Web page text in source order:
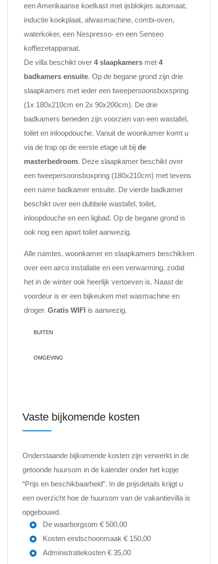
een Amerikaanse koelkast met ijsblokjes automaat,
inductie kookplaat, afwasmachine, combi-oven,
waterkoker, een Nespresso- en een Senseo
koffiezetapparaat.
De villa beschikt over 4 slaapkamers met 4
badkamers ensuite. Op de begane grond zijn drie
slaapkamers met ieder een tweepersoonsboxspring
(1x 180x210cm en 2x 90x200cm). De drie
badkamers beneden zijn voorzien van een wastafel,
toilet en inloopdouche. Vanuit de woonkamer komt u
via de trap op de eerste etage uit bij de
masterbedroom. Deze slaapkamer beschikt over
een tweepersoonsboxpring (180x210cm) met tevens
een ruime badkamer ensuite. De vierde badkamer
beschikt over een dubbele wastafel, toilet,
inloopdouche en een ligbad. Op de begane grond is
ook nog een apart toilet aanwezig.
Alle ruimtes, woonkamer en slaapkamers beschikken
over een airco installatie en een verwarming, zodat
het in de winter ook heerlijk vertoeven is. Naast de
voordeur is er een bijkeuken met wasmachine en
droger. Gratis WIFI is aanwezig.
BUITEN
OMGEVING
Vaste bijkomende kosten
Onderstaande bijkomende kosten zijn verwerkt in de
getoonde huursom in de kalender onder het kopje
“Prijs en beschikbaarheid”. In de prijsdetails krijgt u
een overzicht hoe de huursom van de vakantievilla is
opgebouwd.
De waarborgsom € 500,00
Kosten eindschoonmaak € 150,00
Administratiekosten € 35,00